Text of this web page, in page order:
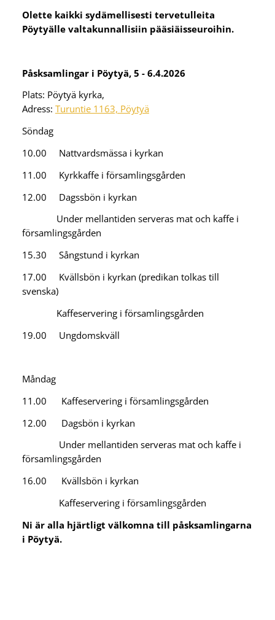
Olette kaikki sydämellisesti tervetulleita
Pöytyälle valtakunnallisiin pääsiäisseuroihin.
Påsksamlingar i Pöytyä, 5 - 6.4.2026
Plats: Pöytyä kyrka,
Adress: Turuntie 1163, Pöytyä
Söndag
10.00 Nattvardsmässa i kyrkan
11.00 Kyrkkaffe i församlingsgården
12.00 Dagssbön i kyrkan
Under mellantiden serveras mat och kaffe i
församlingsgården
15.30 Sångstund i kyrkan
17.00 Kvällsbön i kyrkan (predikan tolkas till
svenska)
Kaffeservering i församlingsgården
19.00 Ungdomskväll
Måndag
11.00 Kaffeservering i församlingsgården
12.00 Dagsbön i kyrkan
Under mellantiden serveras mat och kaffe i
församlingsgården
16.00 Kvällsbön i kyrkan
Kaffeservering i församlingsgården
Ni är alla hjärtligt välkomna till påsksamlingarna
i Pöytyä.